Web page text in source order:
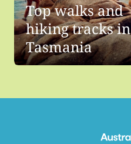
Top walks and
hiking tracks in
Tasmania